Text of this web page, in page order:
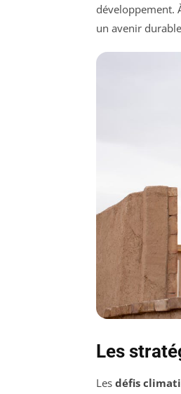
développement.
un avenir
Les
Les défis